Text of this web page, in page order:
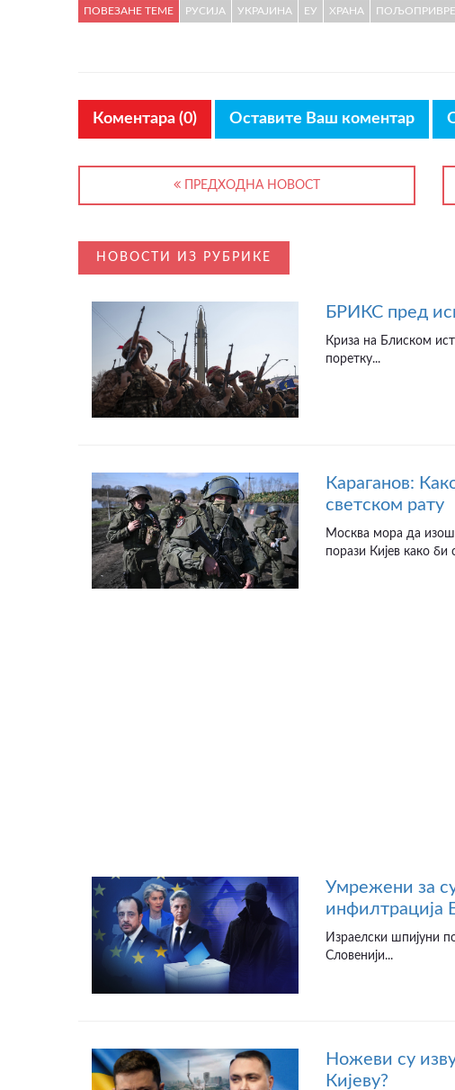
ПОВЕЗАНЕ ТЕМЕ РУСИЈА УКРАЈИНА ЕУ ХРАНА
Коментара (0) Оставите Ваш коментар
ПРЕДХОДНА НОВОСТ
НОВОСТИ ИЗ РУБРИКЕ
БРИКС пред
Криза на Блиском
поретку...
Караганов:
светском рату
Москва мора да
порази Кијев како
Умрежени за
инфилтрација
Израелски шпијуни
Словенији...
Ножеви су
Кијеву?